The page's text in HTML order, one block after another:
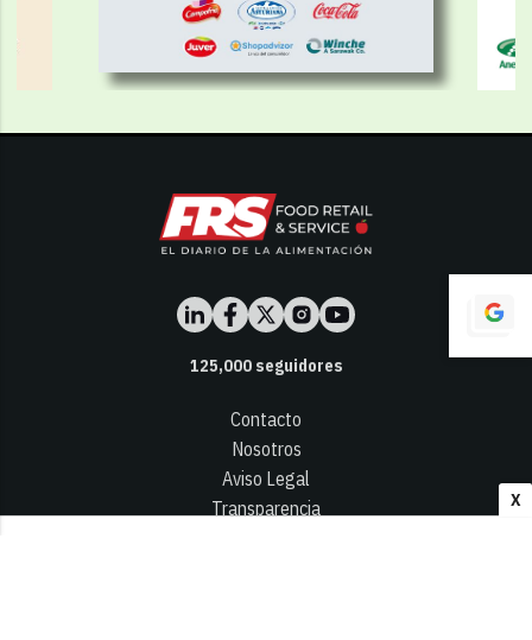
X
125,000seguidores
Contacto
Nosotros
Aviso Legal
Transparencia